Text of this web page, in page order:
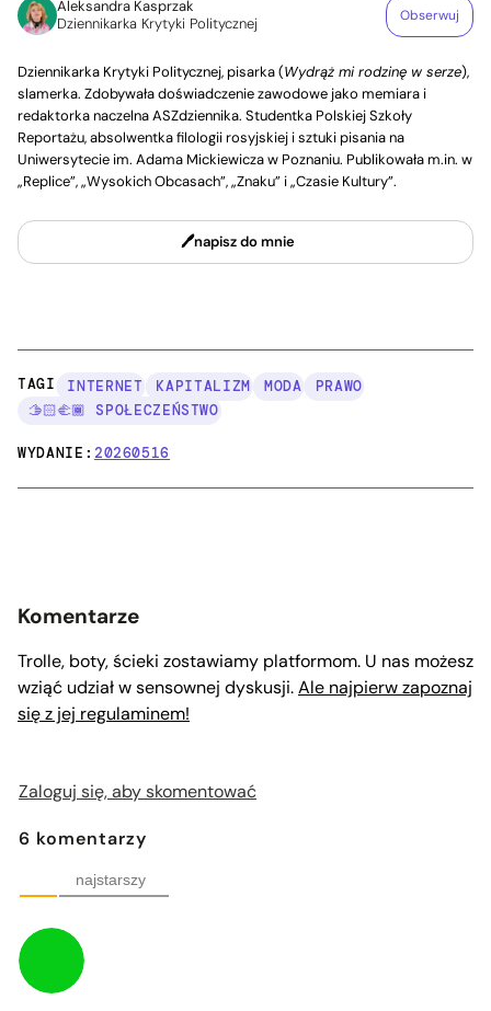
Aleksandra Kasprzak
Dziennikarka Krytyki Politycznej
Obserwuj
Dziennikarka Krytyki Politycznej, pisarka (Wydrąż mi rodzinę w serze),
slamerka. Zdobywała doświadczenie zawodowe jako memiara i
redaktorka naczelna ASZdziennika. Studentka Polskiej Szkoły
Reportażu, absolwentka filologii rosyjskiej i sztuki pisania na
Uniwersytecie im. Adama Mickiewicza w Poznaniu. Publikowała m.in. w
„Replice”, „Wysokich Obcasach”, „Znaku” i „Czasie Kultury”.
napisz do mnie
TAGI: INTERNET KAPITALIZM MODA
PRAWO
🫱🏻‍🫲🏾 SPOŁECZEŃSTWO
WYDANIE:20260516
Komentarze
Trolle, boty, ścieki zostawiamy platformom. U nas możesz
wziąć udział w sensownej dyskusji.Ale najpierw zapoznaj
się z jej regulaminem!
Zaloguj się, aby skomentować
6 komentarzy
najstarszy